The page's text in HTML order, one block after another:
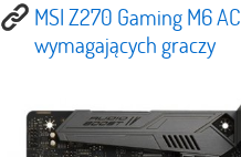
MSI Z270 Gaming M6
wymagających graczy